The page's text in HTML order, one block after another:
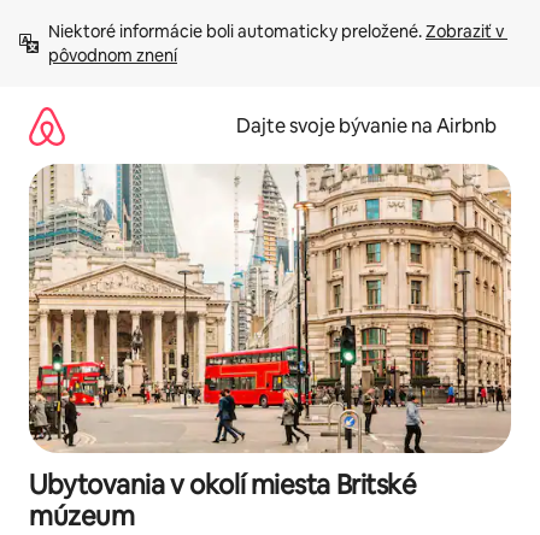
obsah.
Niektoré informácie boli automaticky preložené. Zobraziť v
pôvodnom znení
Dajte svoje bývanie na Airbnb
Ubytovania v okolí miesta Britské
múzeum